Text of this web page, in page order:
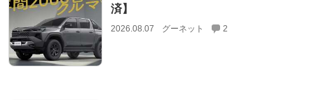
済】
2026.08.07 グーネット 2